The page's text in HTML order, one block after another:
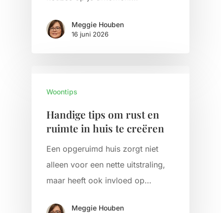
Meggie Houben
16 juni 2026
Woontips
Handige tips om rust en
ruimte in huis te creëren
Een opgeruimd huis zorgt niet
alleen voor een nette uitstraling,
maar heeft ook invloed op…
Meggie Houben